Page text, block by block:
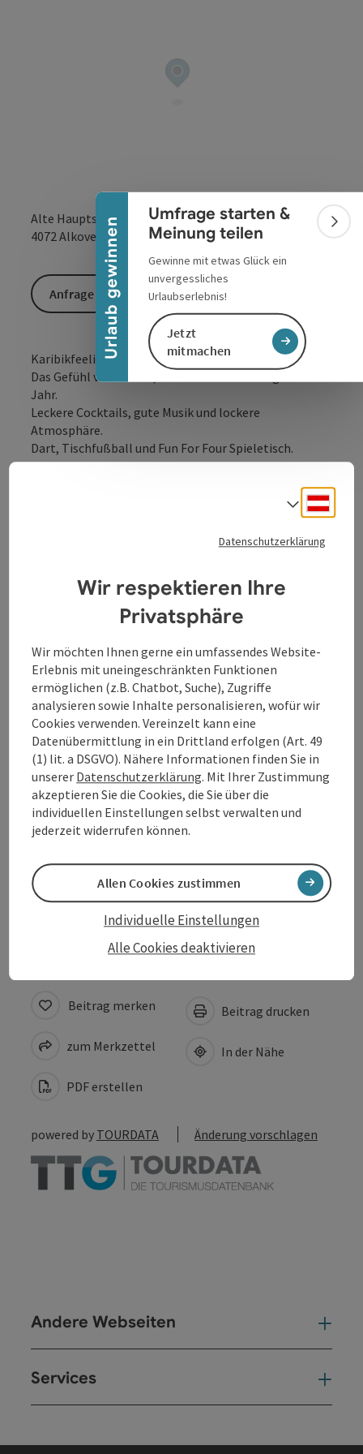
Urlaub gewinnen
Banner einklappen
Umfrage starten &
Meinung teilen
Gewinne mit etwas Glück ein
unvergessliches
Urlaubserlebnis!
Jetzt
mitmachen
Alte Hauptstraße 17
4072Alkoven in Google
in
Karibikfeeling in Alkoven.
Das Gefühl von Urlaub, Strand und Meer das ganze
Jahr.
Leckere Cocktails, gute Musik und lockere
Atmosphäre.
Dart, Tischfußball und Fun For Four Spieletisch.
Das Gefühl von Urlaub, Strand und Meer das ganze
Kontakt
Öffnungszeiten
Ausstattung
Anreise/Lage
Eignung
Barrierefreiheit
Anfrage senden
Beitrag merken
zum Merkzettel
PDF erstellen
Beitrag drucken
In der Nähe
powered by TOURDATA Änderung vorschlagen
Andere Webseiten
Services
Datenschutzerklärung
Wir respektieren Ihre
Privatsphäre
Wir möchten Ihnen gerne ein umfassendes Website-
Erlebnis mit uneingeschränkten Funktionen
ermöglichen (z.B. Chatbot, Suche), Zugriffe
analysieren sowie Inhalte personalisieren, wofür wir
Cookies verwenden. Vereinzelt kann eine
Datenübermittlung in ein Drittland erfolgen (Art. 49
(1) lit. a DSGVO). Nähere Informationen finden Sie in
unserer Datenschutzerklärung. Mit Ihrer Zustimmung
akzeptieren Sie die Cookies, die Sie über die
individuellen Einstellungen selbst verwalten und
jederzeit widerrufen können.
Alle Cookies deaktivieren
Individuelle Einstellungen
Allen Cookies zustimmen